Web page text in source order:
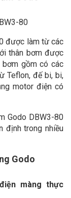
được làm từ các
thân bơm được
gồm có các
Teflon, đế bi, bi,
motor điện có
Godo DBW3-80
định trong nhiều
Godo
màng thực